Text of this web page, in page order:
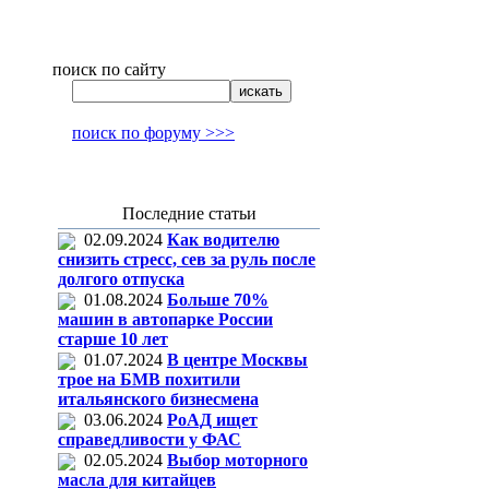
поиск по сайту
поиск по форуму >>>
Последние статьи
02.09.2024 Как водителю
снизить стресс, сев за руль после
долгого отпуска
01.08.2024 Больше 70%
машин в автопарке России
старше 10 лет
01.07.2024 В центре Москвы
трое на БМВ похитили
итальянского бизнесмена
03.06.2024 РоАД ищет
справедливости у ФАС
02.05.2024 Выбор моторного
масла для китайцев